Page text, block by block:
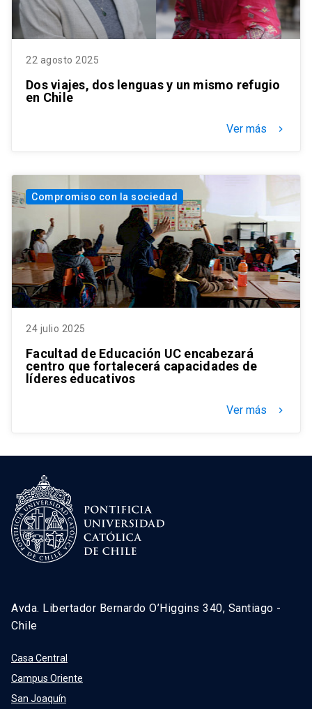
22 agosto 2025
Dos viajes, dos lenguas y un mismo refugio
en Chile
Ver más keyboard_arrow_right
Compromiso con la sociedad
24 julio 2025
Facultad de Educación UC encabezará
centro que fortalecerá capacidades de
líderes educativos
Ver más keyboard_arrow_right
Avda. Libertador Bernardo O’Higgins 340, Santiago -
Chile
Casa Central
Campus Oriente
San Joaquín